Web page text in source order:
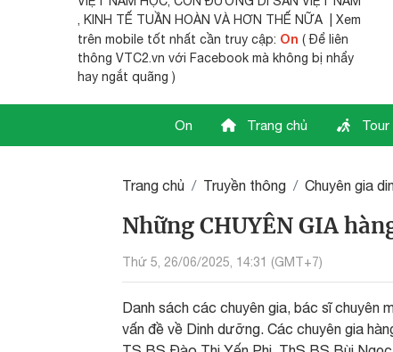
, KINH TẾ TUẦN HOÀN VÀ HƠN THẾ NỮA | Xem
trên mobile tốt nhất cần truy cập: On ( Để liên
thông VTC2.vn với Facebook mà không bị nhẩy
hay ngắt quãng )
On Trang chủ Tour
Trang chủ Truyền thông Chuyên gia
Những CHUYÊN GIA
Thứ 5, 26/06/2025, 14:31 (GMT+7)
Danh sách các chuyên gia, bác sĩ chuyên
vấn đề về Dinh dưỡng. Các chuyên gia